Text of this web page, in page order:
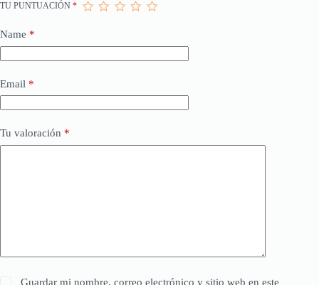
TU PUNTUACIÓN *
Name *
Email *
Tu valoración *
Guardar mi nombre, correo electrónico y sitio web en este